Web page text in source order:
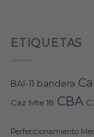
ETIQUETAS
BAI-11 bandera
Caz Mte 18 CBA
Perfeccionamiento